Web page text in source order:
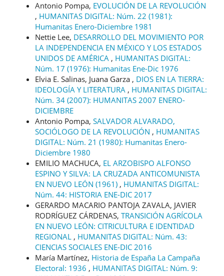
Antonio Pompa, EVOLUCIÓN DE LA REVOLUCIÓN
, HUMANITAS DIGITAL: Núm. 22 (1981):
Humanitas Enero-Diciembre 1981
Nettie Lee, DESARROLLO DEL MOVIMIENTO POR
LA INDEPENDENCIA EN MÉXICO Y LOS ESTADOS
UNIDOS DE AMÉRICA , HUMANITAS DIGITAL:
Núm. 17 (1976): Humanitas Ene-Dic 1976
Elvia E. Salinas, Juana Garza , DIOS EN LA TIERRA:
IDEOLOGÍA Y LITERATURA , HUMANITAS DIGITAL:
Núm. 34 (2007): HUMANITAS 2007 ENERO-
DICIEMBRE
Antonio Pompa, SALVADOR ALVARADO,
SOCIÓLOGO DE LA REVOLUCIÓN , HUMANITAS
DIGITAL: Núm. 21 (1980): Humanitas Enero-
Diciembre 1980
EMILIO MACHUCA, EL ARZOBISPO ALFONSO
ESPINO Y SILVA: LA CRUZADA ANTICOMUNISTA
EN NUEVO LEÓN (1961) , HUMANITAS DIGITAL:
Núm. 44: HISTORIA ENE-DIC 2017
GERARDO MACARIO PANTOJA ZAVALA, JAVIER
RODRÍGUEZ CÁRDENAS, TRANSICIÓN AGRÍCOLA
EN NUEVO LEÓN: CITRICULTURA E IDENTIDAD
REGIONAL , HUMANITAS DIGITAL: Núm. 43:
CIENCIAS SOCIALES ENE-DIC 2016
María Martínez, Historia de España La Campaña
Electoral: 1936 , HUMANITAS DIGITAL: Núm. 9: